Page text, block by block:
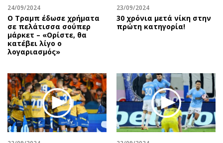
24/09/2024
Ο Τραμπ έδωσε χρήματα
σε πελάτισσα σούπερ
μάρκετ – «Ορίστε, θα
κατέβει λίγο ο
λογαριασμός»
23/09/2024
30 χρόνια μετά νίκη στην
πρώτη κατηγορία!